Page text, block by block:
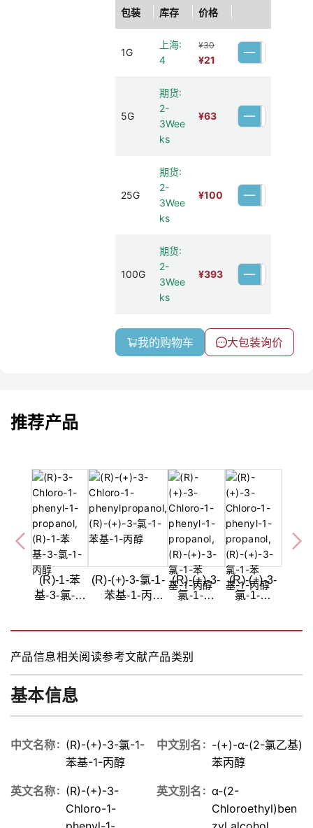
包装 库存 价格
1G
上海:
4
¥30
¥21
5G
期货:
2-
3Wee
ks
¥63
25G
期货:
2-
3Wee
ks
¥100
100G
期货:
2-
3Wee
ks
¥393
我的购物车 大包装询价
推荐产品
(R)-1-苯
基-3-氯-1-
(R)-(+)-3-氯-1-
苯基-1-丙
(R)-(+)-3-
氯-1-苯
(R)-(+)-3-
氯-1-苯
产品信息相关阅读参考文献产品类别
基本信息
中文名称
(R)-(+)-3-氯-1-
苯基-1-丙醇
中文别名
-(+)-α-(2-氯乙基)
苯丙醇
英文名称
(R)-(+)-3-
Chloro-1-
英文别名
α-(2-
Chloroethyl)ben